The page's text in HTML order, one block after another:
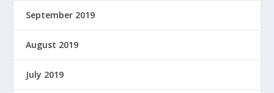
September 2019
August 2019
July 2019